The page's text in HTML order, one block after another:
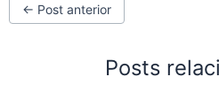
← Post anterior
Posts